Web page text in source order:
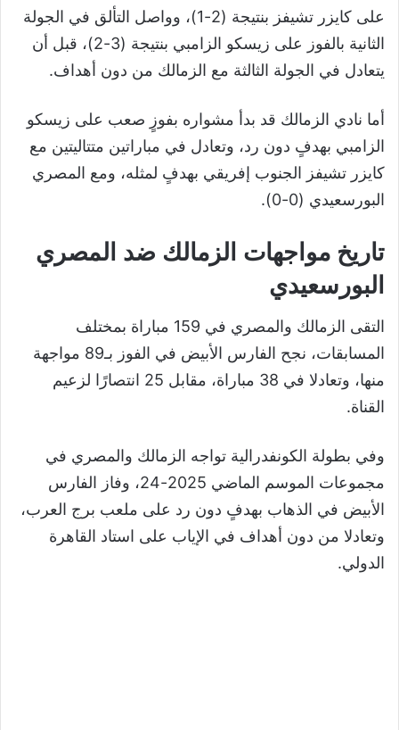
على كايزر تشيفز بنتيجة (2-1)، وواصل التألق في الجولة
الثانية بالفوز على زيسكو الزامبي بنتيجة (3-2)، قبل أن
يتعادل في الجولة الثالثة مع الزمالك من دون أهداف.
أما نادي الزمالك قد بدأ مشواره بفوزٍ صعب على زيسكو
الزامبي بهدفٍ دون رد، وتعادل في مباراتين متتاليتين مع
كايزر تشيفز الجنوب إفريقي بهدفٍ لمثله، ومع المصري
البورسعيدي (0-0).
تاريخ مواجهات الزمالك ضد المصري
البورسعيدي
التقى الزمالك والمصري في 159 مباراة بمختلف
المسابقات، نجح الفارس الأبيض في الفوز بـ89 مواجهة
منها، وتعادلا في 38 مباراة، مقابل 25 انتصارًا لزعيم
القناة.
وفي بطولة الكونفدرالية تواجه الزمالك والمصري في
مجموعات الموسم الماضي 2025-24، وفاز الفارس
الأبيض في الذهاب بهدفٍ دون رد على ملعب برج العرب،
وتعادلا من دون أهداف في الإياب على استاد القاهرة
الدولي.